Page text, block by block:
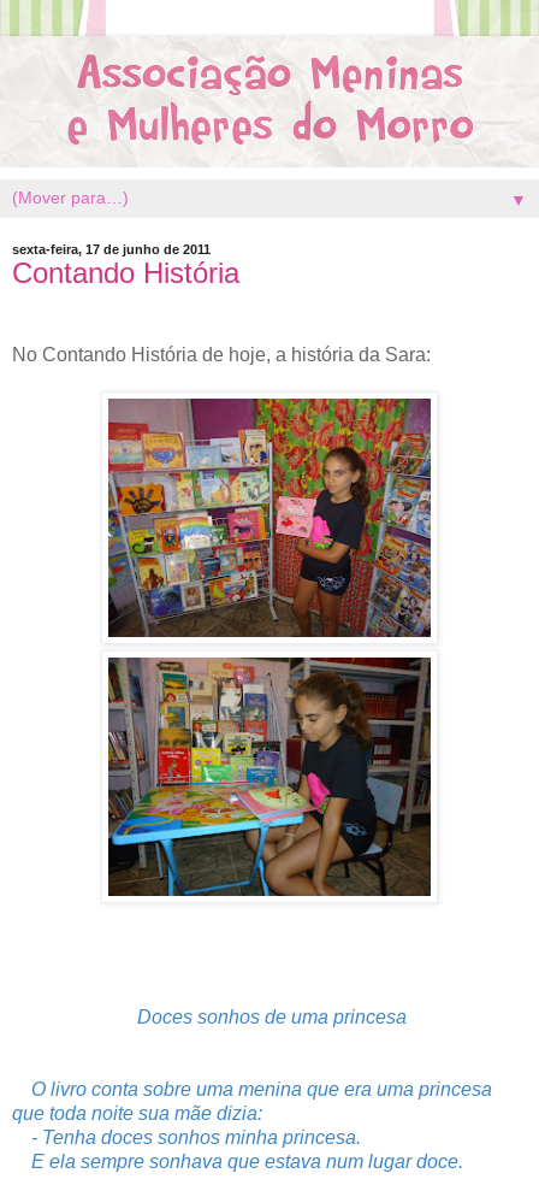
▼
sexta-feira, 17 de junho de 2011
Contando História
No Contando História de hoje, a história da Sara:
Doces sonhos de uma princesa
O livro conta sobre uma menina que era uma princesa
que toda noite sua mãe dizia:
- Tenha doces sonhos minha princesa.
E ela sempre sonhava que estava num lugar doce.